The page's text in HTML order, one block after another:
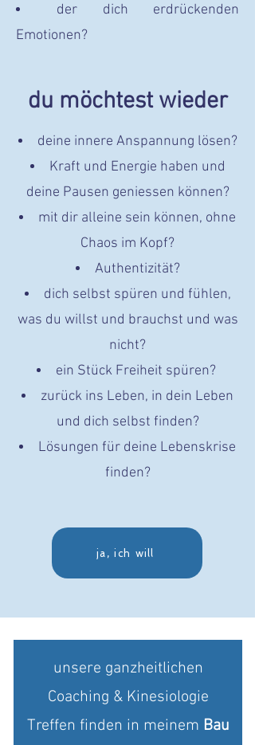
der dich erdrückenden
Emotionen?
du möchtest wieder
deine innere Anspannung lösen?
Kraft und Energie haben und
deine Pausen geniessen können?
mit dir alleine sein können, ohne
Chaos im Kopf?
Authentizität?
dich selbst spüren und fühlen,
was du willst und brauchst und was
nicht?
ein Stück Freiheit spüren?
zurück ins Leben, in dein Leben
und dich selbst finden?
Lösungen für deine Lebenskrise
finden?
ja, ich will
unsere ganzheitlichen
Coaching & Kinesiologie
Treffen finden in meinem Bau